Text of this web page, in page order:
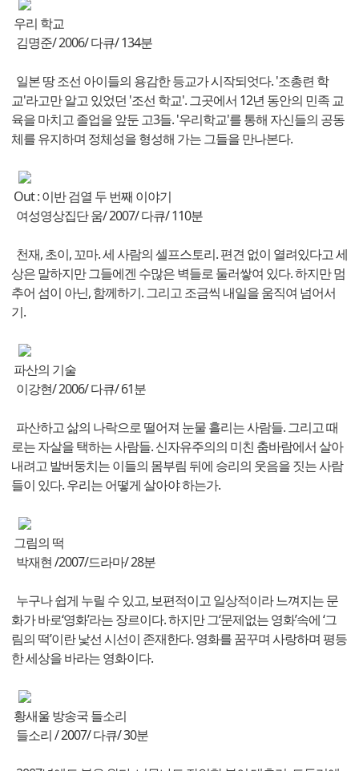
우리 학교
김명준/ 2006/ 다큐/ 134분
일본 땅 조선 아이들의 용감한 등교가 시작되엇다. '조총련 학
교'라고만 알고 있었던 '조선 학교'. 그곳에서 12년 동안의 민족 교
육을 마치고 졸업을 앞둔 고3들. '우리학교'를 통해 자신들의 공동
체를 유지하며 정체성을 형성해 가는 그들을 만나본다.
Out : 이반 검열 두 번째 이야기
여성영상집단 움/ 2007/ 다큐/ 110분
천재, 초이, 꼬마. 세 사람의 셀프스토리. 편견 없이 열려있다고 세
상은 말하지만 그들에겐 수많은 벽들로 둘러쌓여 있다. 하지만 멈
추어 섬이 아닌, 함께하기. 그리고 조금씩 내일을 움직여 넘어서
기.
파산의 기술
이강현/ 2006/ 다큐/ 61분
파산하고 삶의 나락으로 떨어져 눈물 흘리는 사람들. 그리고 때
로는 자살을 택하는 사람들. 신자유주의의 미친 춤바람에서 살아
내려고 발버둥치는 이들의 몸부림 뒤에 승리의 웃음을 짓는 사람
들이 있다. 우리는 어떻게 살아야 하는가.
그림의 떡
박재현 /2007/드라마/ 28분
누구나 쉽게 누릴 수 있고, 보편적이고 일상적이라 느껴지는 문
화가 바로‘영화’라는 장르이다. 하지만 그‘문제없는 영화’속에 ‘그
림의 떡’이란 낯선 시선이 존재한다. 영화를 꿈꾸며 사랑하며 평등
한 세상을 바라는 영화이다.
황새울 방송국 들소리
들소리 / 2007/ 다큐/ 30분